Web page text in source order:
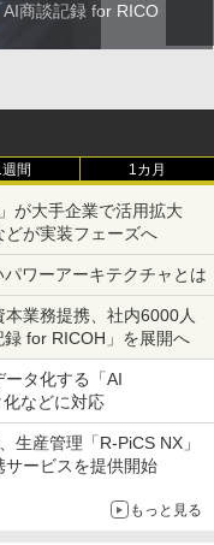
商談記録 for RICO
週間 1カ月
が大手企業で活用拡大
が実装フェーズへ
ワーアーキテクチャとは
業務提携、社内6000人
for RICOH」を展開へ
タ化する「AI
などに対応
生産管理「R-PiCS NX」
サービスを提供開始
もっと見る